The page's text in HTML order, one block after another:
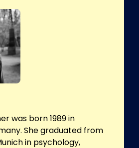
was born 1989 in
She graduated from
in psychology,